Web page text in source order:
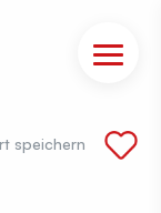
speichern